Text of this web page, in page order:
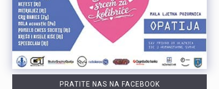
PRATITE NAS NA FACEBOOK